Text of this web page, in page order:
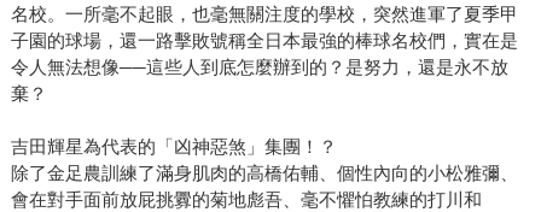
名校。一所毫不起眼，也毫無關注度的學校，突然進軍了夏季甲
子園的球場，還一路擊敗號稱全日本最強的棒球名校們，實在是
令人無法想像──這些人到底怎麼辦到的？是努力，還是永不放
棄？
吉田輝星為代表的「凶神惡煞」集團！？
除了金足農訓練了滿身肌肉的高橋佑輔、個性內向的小松雅彌、
會在對手面前放屁挑釁的菊地彪吾、毫不懼怕教練的打川和